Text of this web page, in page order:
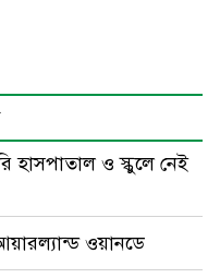
হাসপাতাল ও স্কুলে নেই
ওয়ানডে